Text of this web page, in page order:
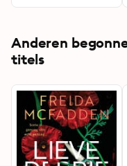
Anderen
titels